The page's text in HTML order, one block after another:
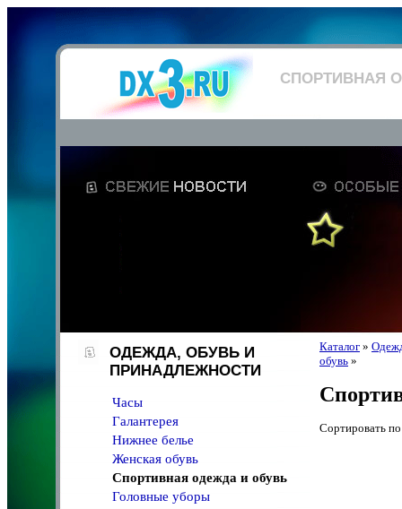
СПОРТИВНАЯ
ОДЕЖДА, ОБУВЬ И
ПРИНАДЛЕЖНОСТИ
Часы
Галантерея
Нижнее белье
Женская обувь
Спортивная одежда и обувь
Головные уборы
Каталог »
обувь »
Сортировать